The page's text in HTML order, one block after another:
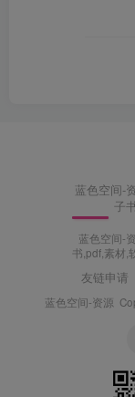
蓝色空间-
子
蓝色空间-
书,pdf,素材,
友链申请
蓝色空间-资源